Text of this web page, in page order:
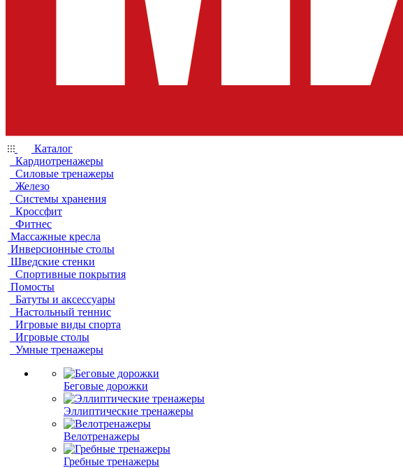
Каталог
Кардиотренажеры
Силовые тренажеры
Железо
Системы хранения
Кроссфит
Фитнес
Массажные кресла
Инверсионные столы
Шведские стенки
Спортивные покрытия
Помосты
Батуты и аксессуары
Настольный теннис
Игровые виды спорта
Игровые столы
Умные тренажеры
Беговые дорожки
Эллиптические тренажеры
Велотренажеры
Гребные тренажеры